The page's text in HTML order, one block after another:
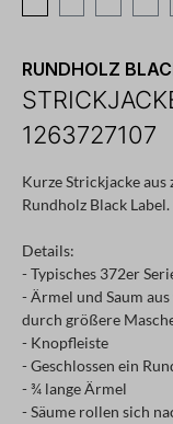
RUNDHOLZ
1263727107
Kurze Strickjacke
Rundholz Black Label.
Details:
- Typisches 372er
- Ärmel und Saum
durch größere
- Knopfleiste
- Geschlossen ein
- ¾ lange Ärmel
- Säume rollen sich